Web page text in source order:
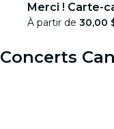
Merci ! Carte-
À partir de 30,00
Concerts